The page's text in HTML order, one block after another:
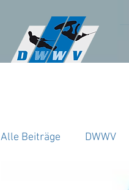
Alle Beiträge DWWV